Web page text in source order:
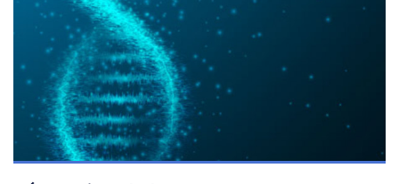
VIEW DETAILS